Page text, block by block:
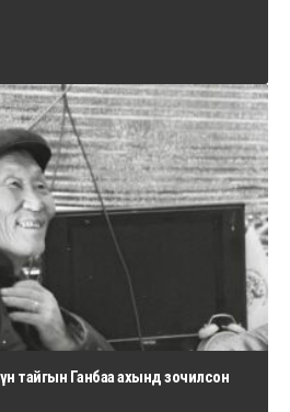
тайгын Ганбаа ахынд зочилсон